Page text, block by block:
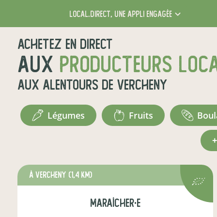
local.direct, une appli engagée
Achetez en direct
aux producteurs
aux alentours de Vercheny
légumes fruits
à Vercheny (1,4 km)
maraîcher·e